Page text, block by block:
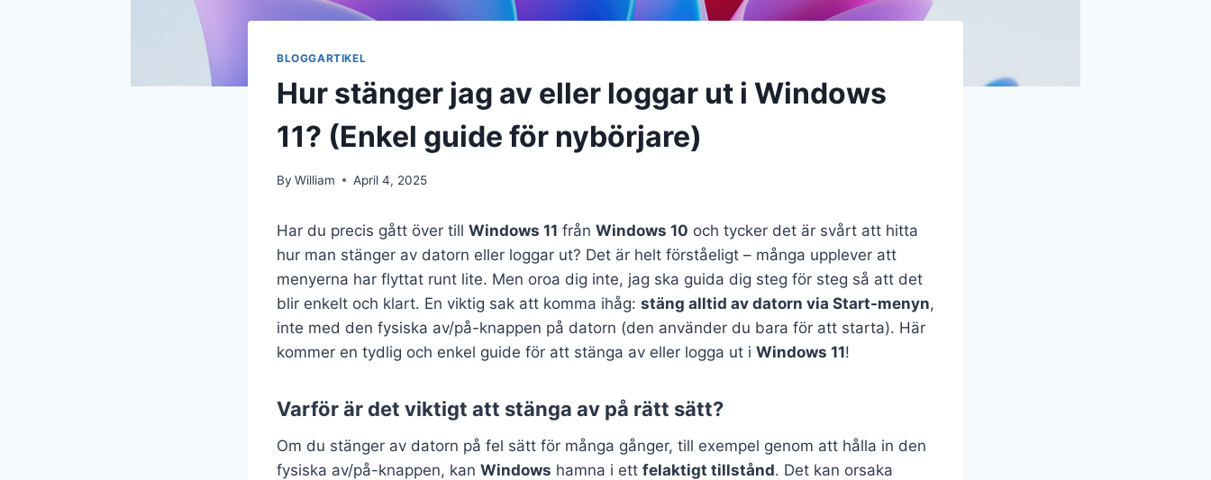
BLOGGARTIKEL
Hur stänger jag av eller loggar ut i Windows
11? (Enkel guide för nybörjare)
By William April 4, 2025
Har du precis gått över till Windows 11 från Windows 10 och tycker det är svårt att hitta
hur man stänger av datorn eller loggar ut? Det är helt förståeligt – många upplever att
menyerna har flyttat runt lite. Men oroa dig inte, jag ska guida dig steg för steg så att det
blir enkelt och klart. En viktig sak att komma ihåg: stäng alltid av datorn via Start-menyn,
inte med den fysiska av/på-knappen på datorn (den använder du bara för att starta). Här
kommer en tydlig och enkel guide för att stänga av eller logga ut i Windows 11!
Varför är det viktigt att stänga av på rätt sätt?
Om du stänger av datorn på fel sätt för många gånger, till exempel genom att hålla in den
fysiska av/på-knappen, kan Windows hamna i ett felaktigt tillstånd. Det kan orsaka